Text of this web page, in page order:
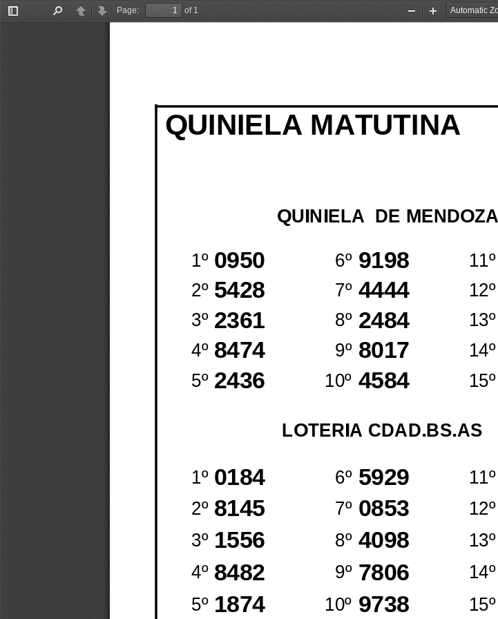
Toggle
PreviousNext
Page:
of 1
Zoom
Zoom
5º
14º
13º
12º
11º
10º
9º
8º
7º
6º
4º
3º
2º
1º
15º
5º
14º
13º
12º
11º
10º
9º
8º
7º
6º
4º
3º
2º
15º
1º
QUINIELA  DE MENDOZA
LOTERIA CDAD.BS.AS
2436 4584
8017
2484
4444
9198
8474
2361
5428
0950
1874 9738
7806
4098
0853
5929
8482
1556
8145
0184
QUINIELA MATUTINA